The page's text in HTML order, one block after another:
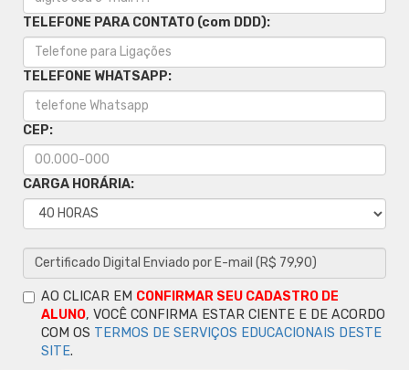
TELEFONE PARA CONTATO (com DDD):
TELEFONE WHATSAPP:
CEP:
CARGA HORÁRIA:
AO CLICAR EM CONFIRMAR SEU CADASTRO DE
ALUNO, VOCÊ CONFIRMA ESTAR CIENTE E DE ACORDO
COM OS TERMOS DE SERVIÇOS EDUCACIONAIS DESTE
SITE.